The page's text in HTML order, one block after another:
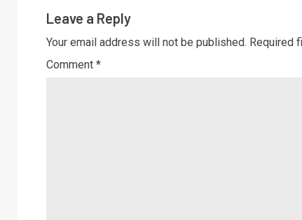
Leave a Reply
Your email address will not be published. Required
Comment *